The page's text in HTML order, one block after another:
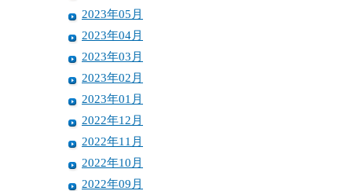
2023年05月
2023年04月
2023年03月
2023年02月
2023年01月
2022年12月
2022年11月
2022年10月
2022年09月